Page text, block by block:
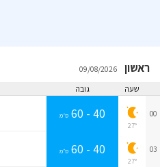
ראשון
שעה
גובה
00
27°
40 - 60 ס״מ
03
27°
40 - 60 ס״מ